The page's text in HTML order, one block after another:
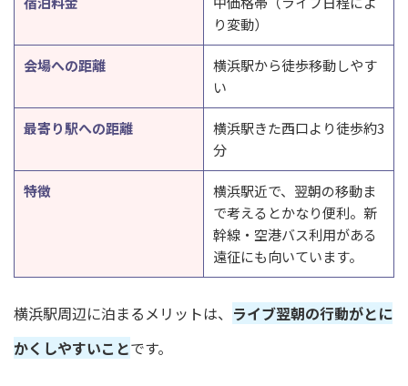
り変動）
会場への距離
横浜駅から徒歩移動しやす
い
最寄り駅への距離
横浜駅きた西口より徒歩約3
分
特徴
横浜駅近で、翌朝の移動ま
で考えるとかなり便利。新
幹線・空港バス利用がある
遠征にも向いています。
横浜駅周辺に泊まるメリットは、 ライブ翌朝の行動がとに
かくしやすいことです。